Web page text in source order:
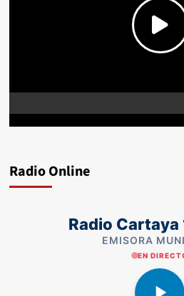
Radio Online
Radio Cartaya
EMISORA
EN